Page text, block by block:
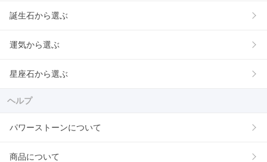
誕生石から選ぶ
運気から選ぶ
星座石から選ぶ
ヘルプ
パワーストーンについて
商品について